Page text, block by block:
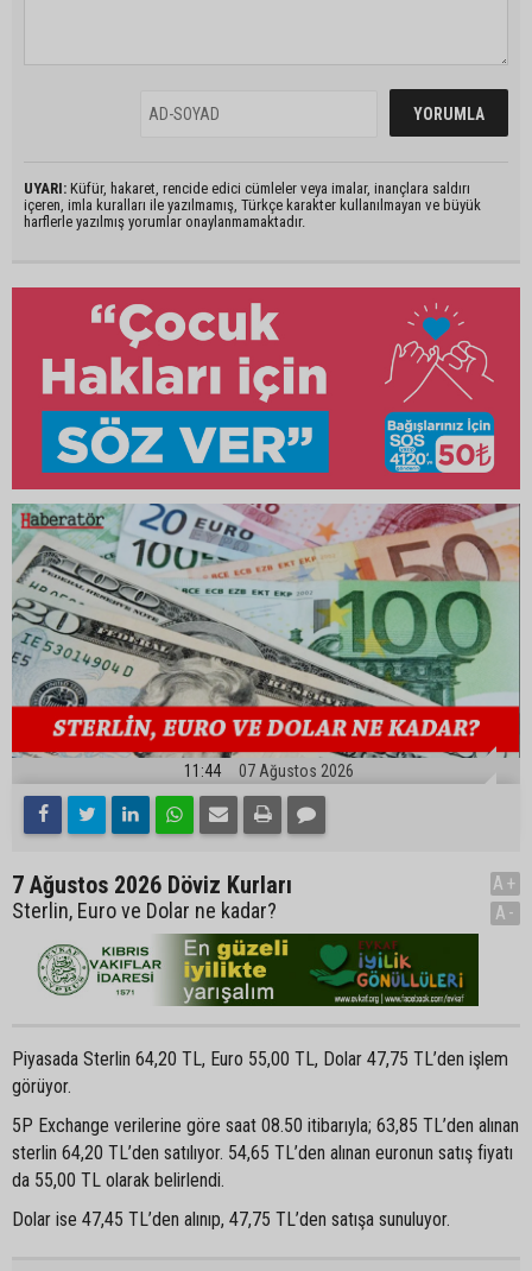
UYARI: Küfür, hakaret, rencide edici cümleler veya imalar, inançlara saldırı
içeren, imla kuralları ile yazılmamış, Türkçe karakter kullanılmayan ve büyük
harflerle yazılmış yorumlar onaylanmamaktadır.
11:44 07 Ağustos 2026
7 Ağustos 2026 Döviz Kurları
Sterlin, Euro ve Dolar ne kadar?
A+
A-
Piyasada Sterlin 64,20 TL, Euro 55,00 TL, Dolar 47,75 TL’den işlem
görüyor.
5P Exchange verilerine göre saat 08.50 itibarıyla; 63,85 TL’den alınan
sterlin 64,20 TL’den satılıyor. 54,65 TL’den alınan euronun satış fiyatı
da 55,00 TL olarak belirlendi.
Dolar ise 47,45 TL’den alınıp, 47,75 TL’den satışa sunuluyor.